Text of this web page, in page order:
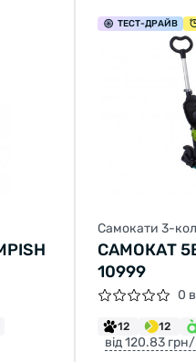
ТЕСТ-ДРАЙВ
Самокати 3-
САМОКАТ
10999
0
12 12
від 120.83 грн/